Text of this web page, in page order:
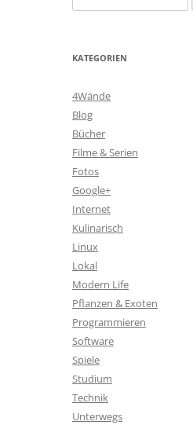
nach:
KATEGORIEN
4Wände
Blog
Bücher
Filme & Serien
Fotos
Google+
Internet
Kulinarisch
Linux
Lokal
Modern Life
Pflanzen & Exoten
Programmieren
Software
Spiele
Studium
Technik
Unterwegs